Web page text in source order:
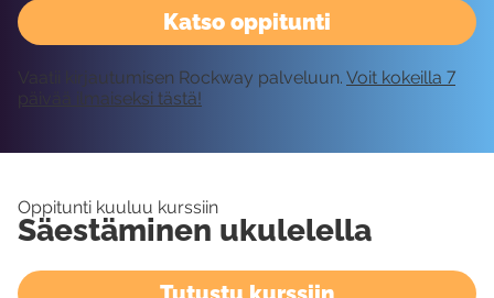
Katso oppitunti
Vaatii kirjautumisen Rockway palveluun. Voit kokeilla 7
päivää ilmaiseksi tästä!
Oppitunti kuuluu kurssiin
Säestäminen ukulelella